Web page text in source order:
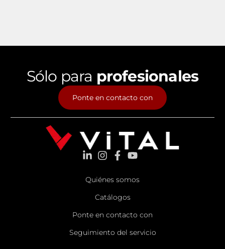
Sólo para profesionales
Ponte en contacto con
Quiénes somos
Catálogos
Ponte en contacto con
Seguimiento del servicio